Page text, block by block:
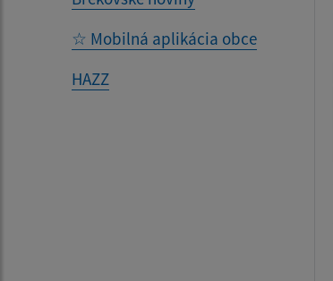
☆ Mobilná aplikácia obce
HAZZ